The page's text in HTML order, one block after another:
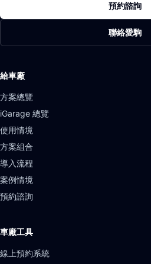
預約諮詢
聯絡愛駒
給車廠
方案總覽
iGarage 總覽
使用情境
方案組合
導入流程
案例情境
預約諮詢
車廠工具
線上預約系統